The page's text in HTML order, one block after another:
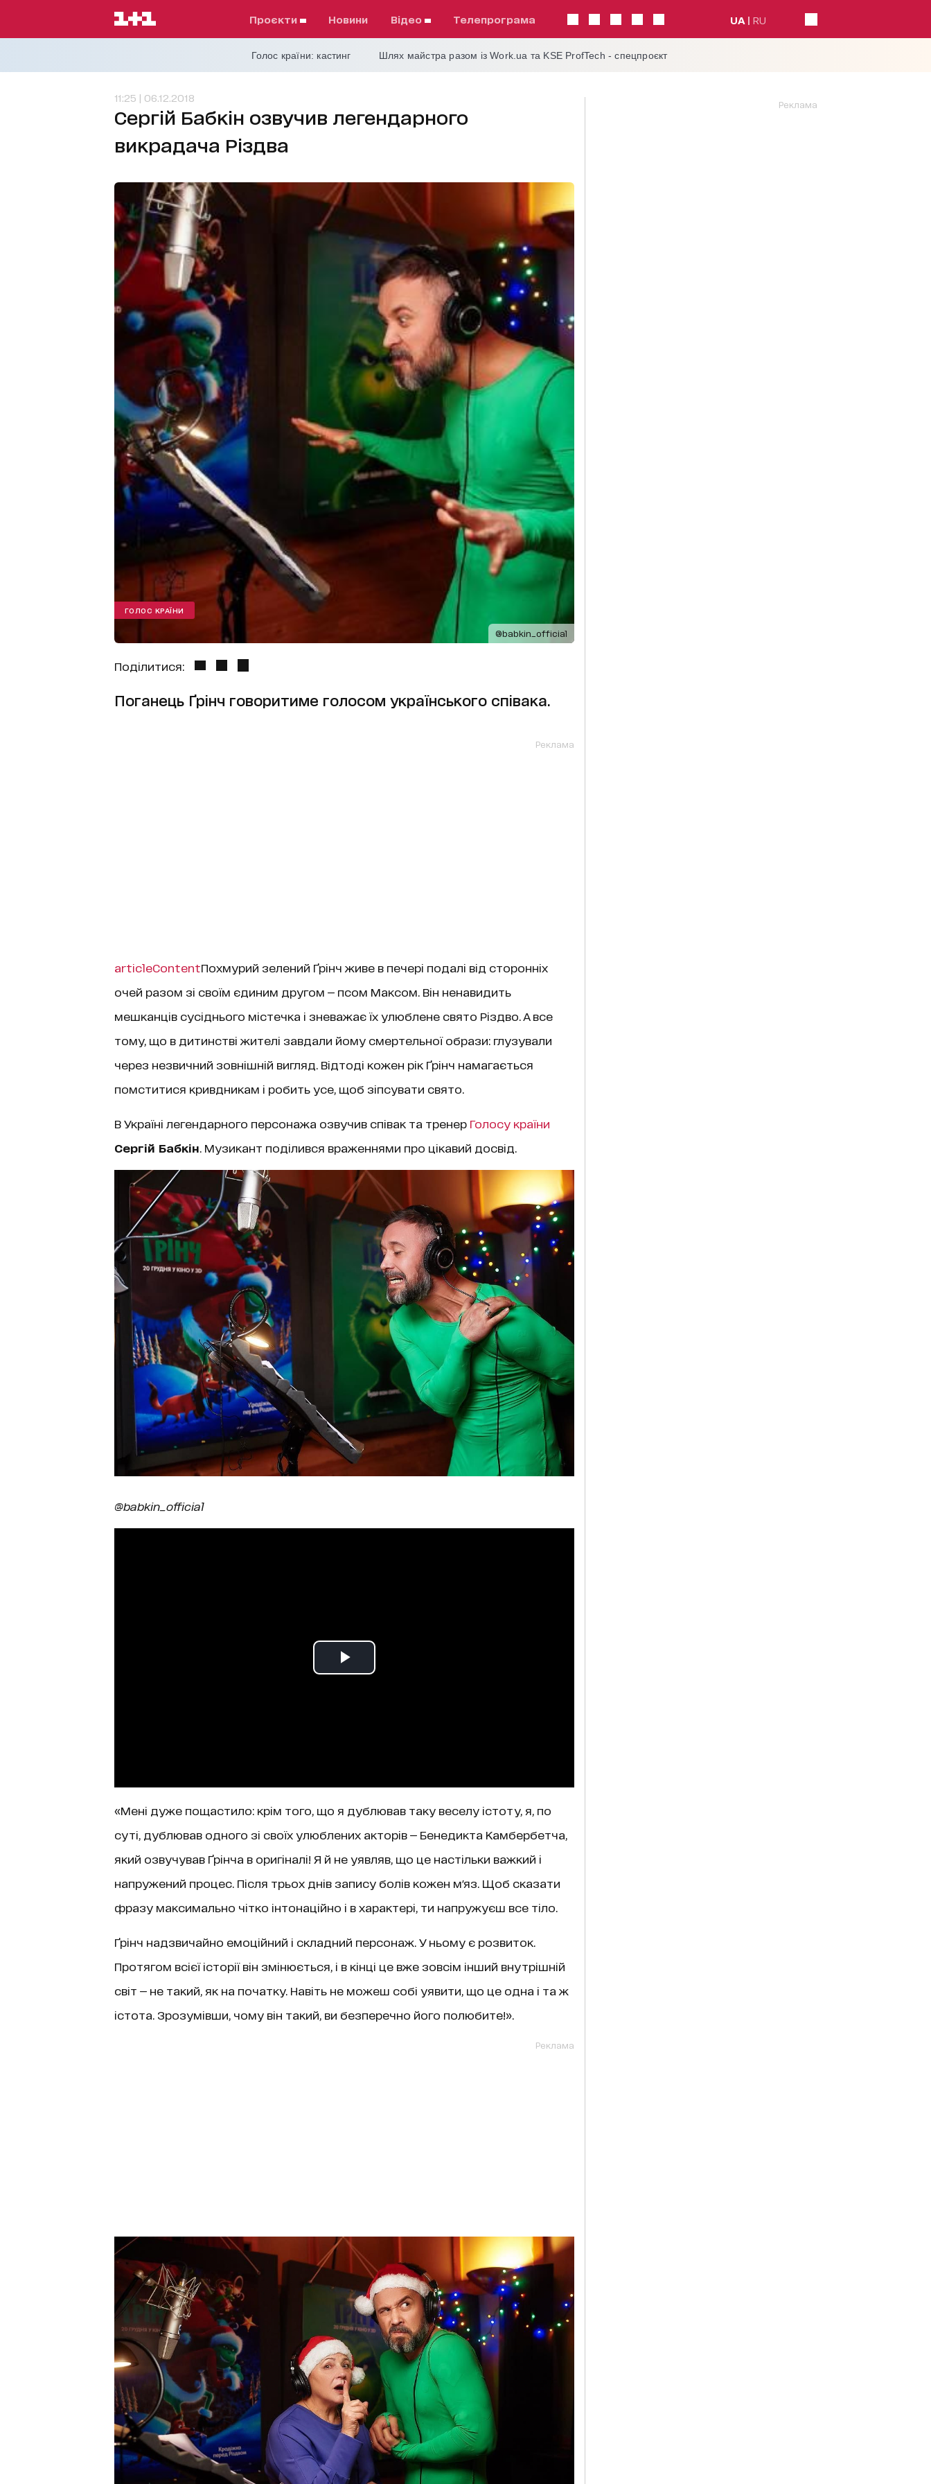
проєкти Новини відео телепрограма UA RU
Голос країни: кастинг Шлях майстра разом із Work.ua та KSE ProfTech - спецпроєкт
11:25 | 06.12.2018
Сергій Бабкін озвучив легендарного
викрадача Різдва
@babkin_official
ГОЛОС КРАЇНИ
Поділитися:
Поганець Ґрінч говоритиме голосом українського співака.
Реклама
articleContentПохмурий зелений Ґрінч живе в печері подалі від сторонніх
очей разом зі своїм єдиним другом — псом Максом. Він ненавидить
мешканців сусіднього містечка і зневажає їх улюблене свято Різдво. А все
тому, що в дитинстві жителі завдали йому смертельної образи: глузували
через незвичний зовнішній вигляд. Відтоді кожен рік Ґрінч намагається
помститися кривдникам і робить усе, щоб зіпсувати свято.
В Україні легендарного персонажа озвучив співак та тренер Голосу країни
Сергій Бабкін . Музикант поділився враженнями про цікавий досвід.
@babkin_official
«Мені дуже пощастило: крім того, що я дублював таку веселу істоту, я, по
суті, дублював одного зі своїх улюблених акторів — Бенедикта Камбербетча,
який озвучував Ґрінча в оригіналі! Я й не уявляв, що це настільки важкий і
напружений процес. Після трьох днів запису болів кожен м'яз. Щоб сказати
фразу максимально чітко інтонаційно і в характері, ти напружуєш все тіло.
Ґрінч надзвичайно емоційний і складний персонаж. У ньому є розвиток.
Протягом всієї історії він змінюється, і в кінці це вже зовсім інший внутрішній
світ — не такий, як на початку. Навіть не можеш собі уявити, що це одна і та ж
істота. Зрозумівши, чому він такий, ви безперечно його полюбите!».
Реклама
Реклама